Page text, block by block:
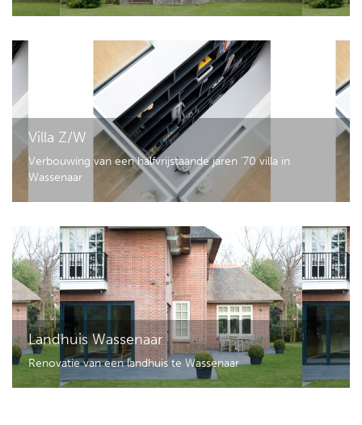
Villa Z/W
Verbouwing van een halfvrijstaande jaren '70 villa in
Wassenaar
Landhuis Wassenaar
Renovatie van een landhuis te Wassenaar